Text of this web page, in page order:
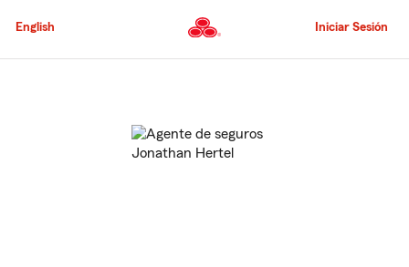
al
principal
English Iniciar Sesión